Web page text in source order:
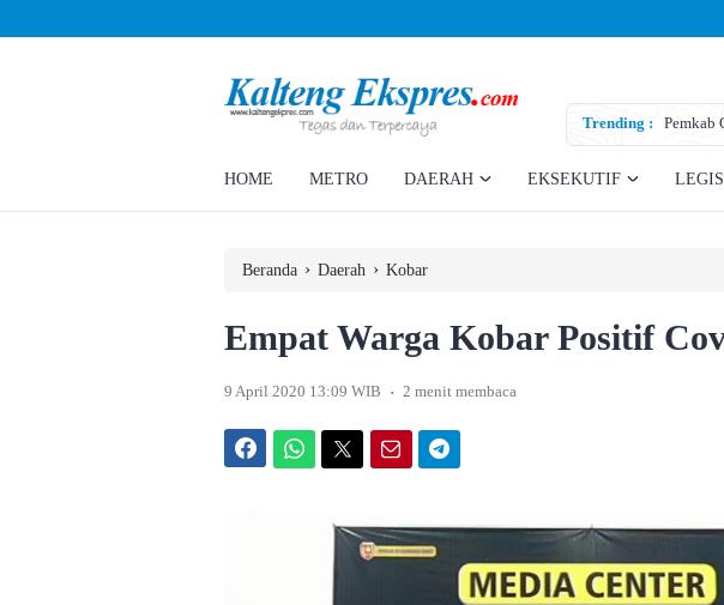
Trending :
Ahmad Rizky Minta Perusahaan Penuhi Hak Ratusan Eks Pekerja Pemkab
HOME METRO DAERAH EKSEKUTIF
Beranda › Daerah › Kobar
Empat Warga Kobar Positif
9 April 2020 13:09 WIB . 2 menit membaca